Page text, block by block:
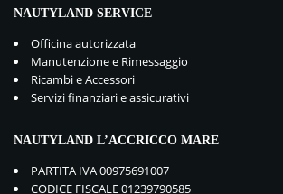
NAUTYLAND SERVICE
Officina autorizzata
Manutenzione e Rimessaggio
Ricambi e Accessori
Servizi finanziari e assicurativi
NAUTYLAND L’ACCRICCO MARE
PARTITA IVA 00975691007
CODICE FISCALE 01239790585